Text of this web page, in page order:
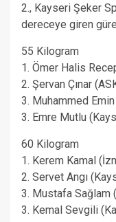
2., Kayseri Şeker
dereceye giren
55 Kilogram
1. Ömer Halis
2. Şervan Çınar
3. Muhammed Emin
3. Emre Mutlu
60 Kilogram
1. Kerem Kamal
2. Servet Angı
3. Mustafa Sağlam
3. Kemal Sevgili